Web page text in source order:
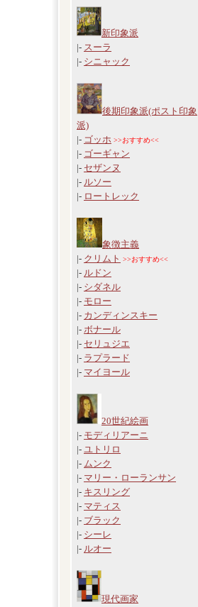
新印象派
|- スーラ
|- シニャック
後期印象派(ポスト印象
派)
|- ゴッホ >>おすすめ<<
|- ゴーギャン
|- セザンヌ
|- ルソー
|- ロートレック
象徴主義
|- クリムト >>おすすめ<<
|- ルドン
|- シダネル
|- モロー
|- カンディンスキー
|- ボナール
|- セリュジエ
|- ラプラード
|- マイヨール
20世紀絵画
|- モディリアーニ
|- ユトリロ
|- ムンク
|- マリー・ローランサン
|- キスリング
|- マティス
|- ブラック
|- シーレ
|- ルオー
現代画家